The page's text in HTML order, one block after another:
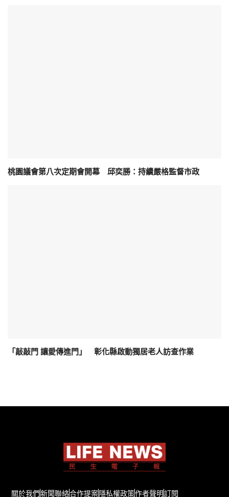
桃園議會第八次定期會開幕 邱奕勝：持續嚴格監督市政
「敲敲門 讓愛傳進門」 彰化縣啟動獨居老人訪查作業
關於我們新聞聯絡合作提案隱私權政策作者聲明訂閱